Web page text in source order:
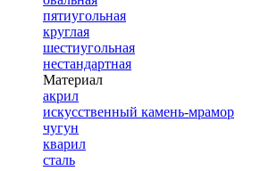
пятиугольная
круглая
шестиугольная
нестандартная
Материал
акрил
искусственный камень-мрамор
чугун
кварил
сталь